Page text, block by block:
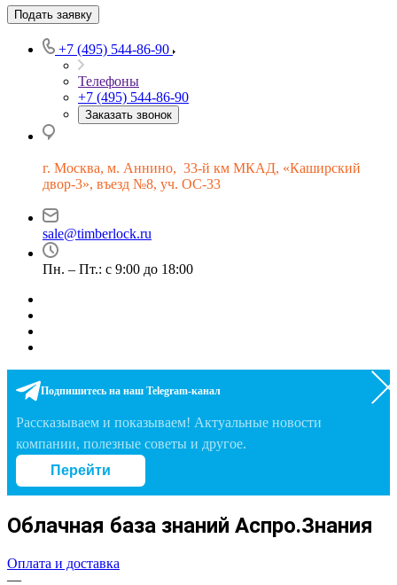
Подать заявку
+7 (495) 544-86-90
Телефоны
+7 (495) 544-86-90
Заказать звонок
г. Москва, м. Аннино, 33-й км МКАД, «Каширский
двор-3», въезд №8, уч. ОС-33
sale@timberlock.ru
Пн. – Пт.: с 9:00 до 18:00
Подпишитесь на наш Telegram-канал
Рассказываем и показываем! Актуальные новости
компании, полезные советы и другое.
Перейти
Облачная база знаний Аспро.Знания
Оплата и доставка
—